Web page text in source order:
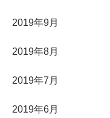
2019年9月
2019年8月
2019年7月
2019年6月